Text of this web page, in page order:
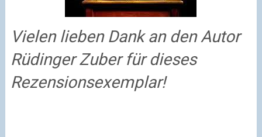
Vielen lieben Dank an den Autor
Rüdinger Zuber für dieses
Rezensionsexemplar!